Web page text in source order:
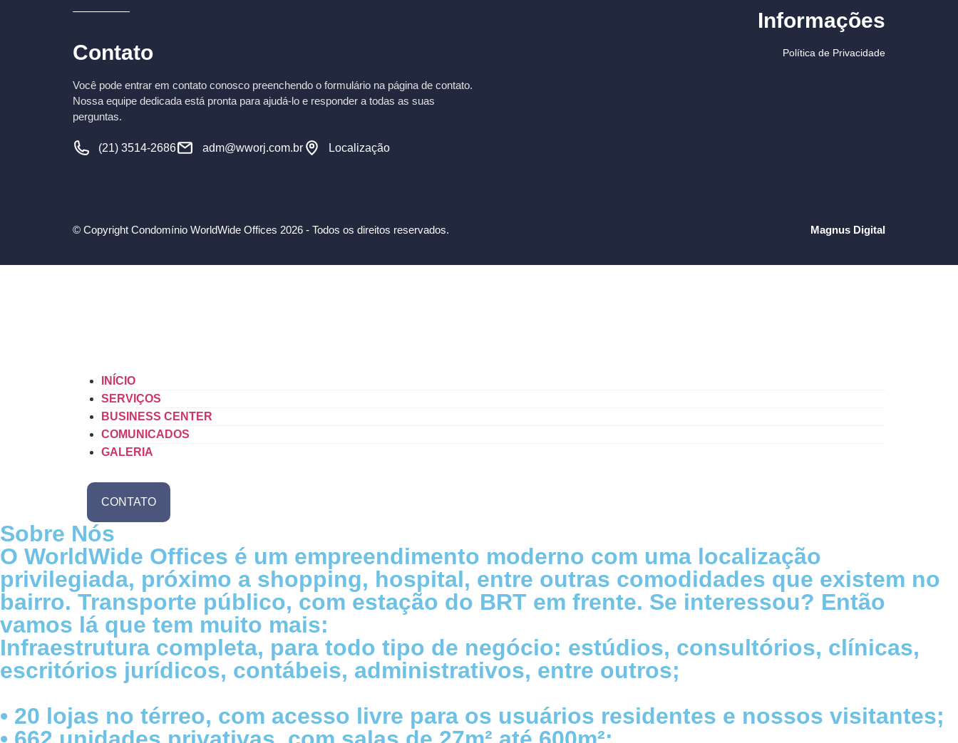
Contato
Você pode entrar em contato conosco preenchendo o formulário na página de contato.
Nossa equipe dedicada está pronta para ajudá-lo e responder a todas as suas
perguntas.
(21) 3514-2686 adm@wworj.com.br Localização
Informações
Política de Privacidade
© Copyright Condomínio WorldWide Offices 2026 - Todos os direitos reservados. Magnus Digital
INÍCIO
SERVIÇOS
BUSINESS CENTER
COMUNICADOS
GALERIA
CONTATO
Sobre Nós
O WorldWide Offices é um empreendimento moderno com uma localização
privilegiada, próximo a shopping, hospital, entre outras comodidades que existem no
bairro. Transporte público, com estação do BRT em frente. Se interessou? Então
vamos lá que tem muito mais:
Infraestrutura completa, para todo tipo de negócio: estúdios, consultórios, clínicas,
escritórios jurídicos, contábeis, administrativos, entre outros;
• 20 lojas no térreo, com acesso livre para os usuários residentes e nossos visitantes;